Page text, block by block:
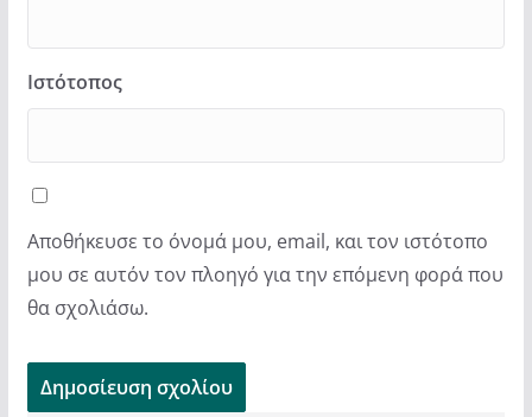
Ιστότοπος
Αποθήκευσε το όνομά μου, email, και τον ιστότοπο
μου σε αυτόν τον πλοηγό για την επόμενη φορά που
θα σχολιάσω.